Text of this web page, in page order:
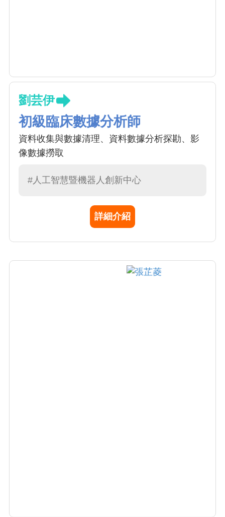
劉芸伊
初級臨床數據分析師
資料收集與數據清理、資料數據分析探勘、影
像數據撈取
#人工智慧暨機器人創新中心
詳細介紹